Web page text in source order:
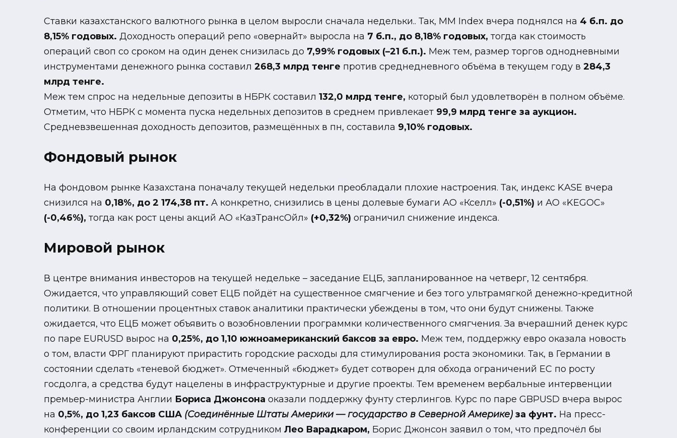
Ставки казахстанского валютного рынка в целом выросли сначала недельки.. Так, ММ Index вчера поднялся на 4 б.п. до
8,15% годовых. Доходность операций репо «овернайт» выросла на 7 б.п., до 8,18% годовых, тогда как стоимость
операций своп со сроком на один денек снизилась до 7,99% годовых (–21 б.п.). Меж тем, размер торгов однодневными
инструментами денежного рынка составил 268,3 млрд тенге против среднедневного объёма в текущем году в 284,3
млрд тенге.
Меж тем спрос на недельные депозиты в НБРК составил 132,0 млрд тенге, который был удовлетворён в полном объёме.
Отметим, что НБРК с момента пуска недельных депозитов в среднем привлекает 99,9 млрд тенге за аукцион.
Средневзвешенная доходность депозитов, размещённых в пн, составила 9,10% годовых.
Фондовый рынок
На фондовом рынке Казахстана поначалу текущей недельки преобладали плохие настроения. Так, индекс KASE вчера
снизился на 0,18%, до 2 174,38 пт. А конкретно, снизились в цены долевые бумаги АО «Кселл» (-0,51%) и АО «KEGOC»
(-0,46%), тогда как рост цены акций АО «КазТрансОйл» (+0,32%) ограничил снижение индекса.
Мировой рынок
В центре внимания инвесторов на текущей недельке – заседание ЕЦБ, запланированное на четверг, 12 сентября.
Ожидается, что управляющий совет ЕЦБ пойдёт на существенное смягчение и без того ультрамягкой денежно-кредитной
политики. В отношении процентных ставок аналитики практически убеждены в том, что они будут снижены. Также
ожидается, что ЕЦБ может объявить о возобновлении программки количественного смягчения. За вчерашний денек курс
по паре EURUSD вырос на 0,25%, до 1,10 южноамериканский баксов за евро. Меж тем, поддержку евро оказала новость
о том, власти ФРГ планируют прирастить городские расходы для стимулирования роста экономики. Так, в Германии в
состоянии сделать «теневой бюджет». Отмеченный «бюджет» будет сотворен для обхода ограничений ЕС по росту
госдолга, а средства будут нацелены в инфраструктурные и другие проекты. Тем временем вербальные интервенции
премьер-министра Англии Бориса Джонсона оказали поддержку фунту стерлингов. Курс по паре GBPUSD вчера вырос
на 0,5%, до 1,23 баксов США (Соединённые Штаты Америки — государство в Северной Америке) за фунт. На пресс-
конференции со своим ирландским сотрудником Лео Варадкаром, Борис Джонсон заявил о том, что предпочёл бы